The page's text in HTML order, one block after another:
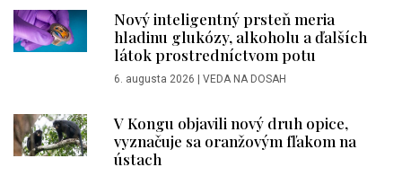
Nový inteligentný prsteň meria
hladinu glukózy, alkoholu a ďalších
látok prostredníctvom potu
6. augusta 2026 VEDA NA DOSAH
V Kongu objavili nový druh opice,
vyznačuje sa oranžovým fľakom na
ústach